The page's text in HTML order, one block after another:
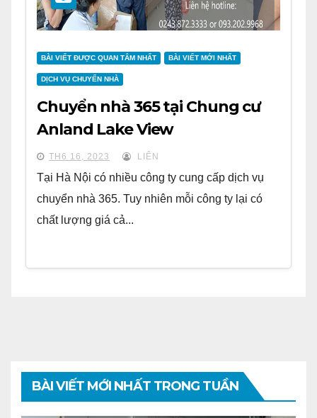
BÀI VIẾT ĐƯỢC QUAN TÂM NHẤT BÀI VIẾT MỚI NHẤT
DỊCH VỤ CHUYỂN NHÀ
Chuyển nhà 365 tại Chung cư
Anland Lake View
TH6 16, 2023 LIÊN
Tại Hà Nội có nhiều công ty cung cấp dịch vụ
chuyển nhà 365. Tuy nhiên mỗi công ty lại có
chất lượng giá cả...
BÀI VIẾT MỚI NHẤT TRONG TUẦN